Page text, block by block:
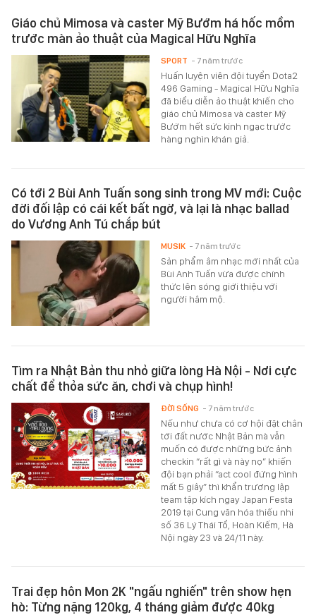
Giáo chủ Mimosa và caster Mỹ Bướm há hốc mồm
trước màn ảo thuật của Magical Hữu Nghĩa
Huấn luyện viên đội tuyển Dota2
496 Gaming - Magical Hữu Nghĩa
đã biểu diễn ảo thuật khiến cho
giáo chủ Mimosa và caster Mỹ
Bướm hết sức kinh ngạc trước
hàng nghìn khán giả.
SPORT - 7 năm trước
Có tới 2 Bùi Anh Tuấn song sinh trong MV mới: Cuộc
đời đối lập có cái kết bất ngờ, và lại là nhạc ballad
do Vương Anh Tú chắp bút
Sản phẩm âm nhạc mới nhất của
Bùi Anh Tuấn vừa được chính
thức lên sóng giới thiệu với
người hâm mộ.
MUSIK - 7 năm trước
Tìm ra Nhật Bản thu nhỏ giữa lòng Hà Nội - Nơi cực
chất để thỏa sức ăn, chơi và chụp hình!
Nếu như chưa có cơ hội đặt chân
tới đất nước Nhật Bản mà vẫn
muốn có được những bức ảnh
checkin “rất gì và này nọ” khiến
đội bạn phải “act cool đứng hình
mất 5 giây” thì khẩn trương lập
team tập kích ngay Japan Festa
2019 tại Cung văn hóa thiếu nhi
số 36 Lý Thái Tổ, Hoàn Kiếm, Hà
Nội ngày 23 và 24/11 này.
ĐỜI SỐNG - 7 năm trước
Trai đẹp hôn Mon 2K "ngấu nghiến" trên show hẹn
hò: Từng nặng 120kg, 4 tháng giảm được 40kg